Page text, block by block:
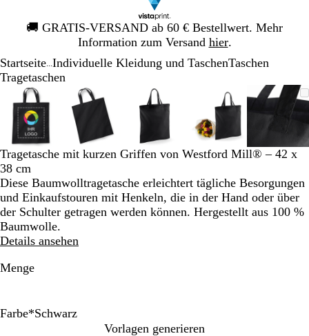
🚚 GRATIS-VERSAND ab 60 € Bestellwert. Mehr
Information zum Versand hier.
Galeriebild
1
Startseite Individuelle Kleidung und TaschenTaschen
Tragetaschen
Vergrößer-/verkleinerbares
Bild
Zoom
auf
Minimum
Klicken
zum
Vergrößern
Verwenden
Sie
die
Tasten
+
und
-
zum
Zoomen
und
die
Pfeiltasten
zum
Vergrößer-/verkleinerbares
Bild
Zoom
auf
Minimum
Klicken
zum
Vergrößern
Verwenden
Sie
Tasten
+
-
zum
Zoomen
und
Vergrößer-/verkleinerbares
Bild
Zoom
auf
Minimum
Klicken
zum
Vergrößern
Verwenden
Sie
Tasten
+
-
zum
Zoomen
Vergrößer-/
Bild
Zoom
auf
Minimum
Klicken
zum
Vergrößern
Verwenden
Sie
die
Tasten
+
-
zum
Zoomen
und
Bild
Zoom
auf
zum
Sie
Tasten
+
-
zum
Galeriebild
von
Tragetasche mit kurzen Griffen von Westford Mill® – 42 x
38 cm
Diese Baumwolltragetasche erleichtert tägliche Besorgungen
und Einkaufstouren mit Henkeln, die in der Hand oder über
der Schulter getragen werden können. Hergestellt aus 100 %
Baumwolle.
Details ansehen
Menge
Farbe*Schwarz
Vorlagen generieren